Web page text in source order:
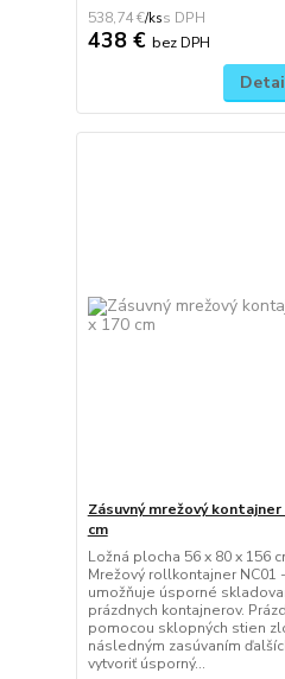
538,74 €/ks
438 € bez DPH
Zásuvný mrežový kontajner
cm
Ložná plocha 56 x 80 x 156
Mrežový rollkontajner NC01
umožňuje úsporné
prázdnych kontajnerov.
pomocou sklopných stien
následným zasúvaním
vytvoriť úsporný...